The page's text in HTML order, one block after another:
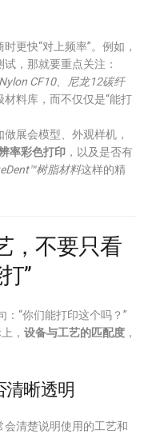
更快“对上频率”。例如，
，那就要重点关注：
CF10、尼龙12碳纤
料库，而不仅仅是“能打
展会模型、外观样机，
率彩色打印 ，以及是否有
树脂材料这样的精
，不要只看
”
“你们能打印这个吗？”
， 设备与工艺的匹配度 ，
清晰透明
清楚说明使用的工艺和